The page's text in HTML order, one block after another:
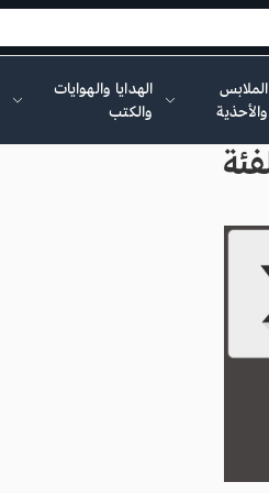
الملابس
والأحذية
الهدايا والهوايات
والكتب